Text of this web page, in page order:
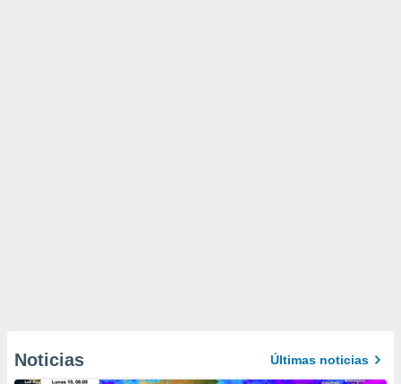
Noticias Últimas noticias